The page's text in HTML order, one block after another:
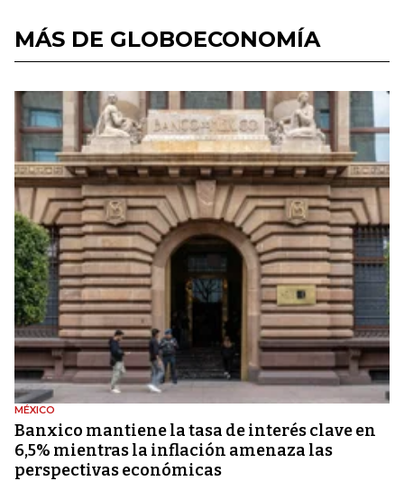
MÁS DE GLOBOECONOMÍA
MÉXICO
Banxico mantiene la tasa de interés clave en
6,5% mientras la inflación amenaza las
perspectivas económicas